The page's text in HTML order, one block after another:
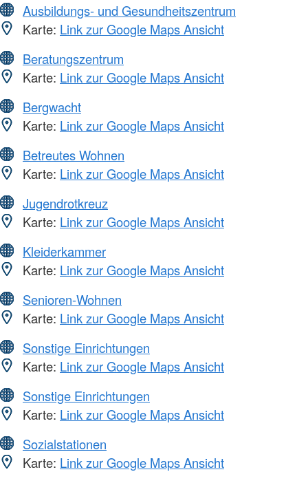
Ausbildungs- und Gesundheitszentrum
Karte: Link zur Google Maps Ansicht
Beratungszentrum
Karte: Link zur Google Maps Ansicht
Bergwacht
Karte: Link zur Google Maps Ansicht
Betreutes Wohnen
Karte: Link zur Google Maps Ansicht
Jugendrotkreuz
Karte: Link zur Google Maps Ansicht
Kleiderkammer
Karte: Link zur Google Maps Ansicht
Senioren-Wohnen
Karte: Link zur Google Maps Ansicht
Sonstige Einrichtungen
Karte: Link zur Google Maps Ansicht
Sonstige Einrichtungen
Karte: Link zur Google Maps Ansicht
Sozialstationen
Karte: Link zur Google Maps Ansicht